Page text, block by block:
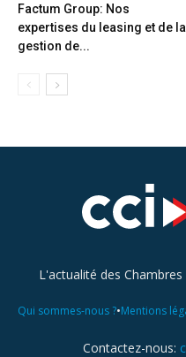
Factum Group: Nos
expertises du leasing et de la
gestion de...
L'actualité des
Qui sommes-nous ?•Mentions
Contactez-nous: